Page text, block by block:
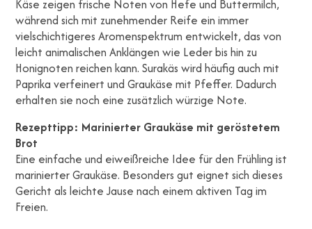
Käse zeigen frische Noten von Hefe und Buttermilch,
während sich mit zunehmender Reife ein immer
vielschichtigeres Aromenspektrum entwickelt, das von
leicht animalischen Anklängen wie Leder bis hin zu
Honignoten reichen kann. Surakäs wird häufig auch mit
Paprika verfeinert und Graukäse mit Pfeffer. Dadurch
erhalten sie noch eine zusätzlich würzige Note.
Rezepttipp: Marinierter Graukäse mit geröstetem
Brot
Eine einfache und eiweißreiche Idee für den Frühling ist
marinierter Graukäse. Besonders gut eignet sich dieses
Gericht als leichte Jause nach einem aktiven Tag im
Freien.